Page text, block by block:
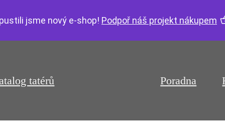
jsme nový e-shop! Podpoř náš projekt nákupem
tatérů Poradna